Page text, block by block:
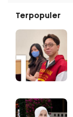
Terpopuler